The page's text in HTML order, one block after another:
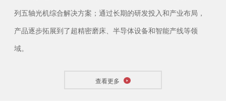
列五轴光机综合解决方案；通过长期的研发投入和产业布局，
产品逐步拓展到了超精密磨床、半导体设备和智能产线等领
域。
查看更多